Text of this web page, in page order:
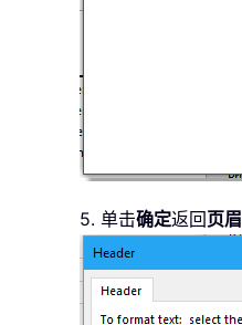
5. 单击确定返回页眉